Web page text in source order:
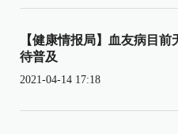
【健康情报局】血友病目
待普及
2021-04-14 17:18